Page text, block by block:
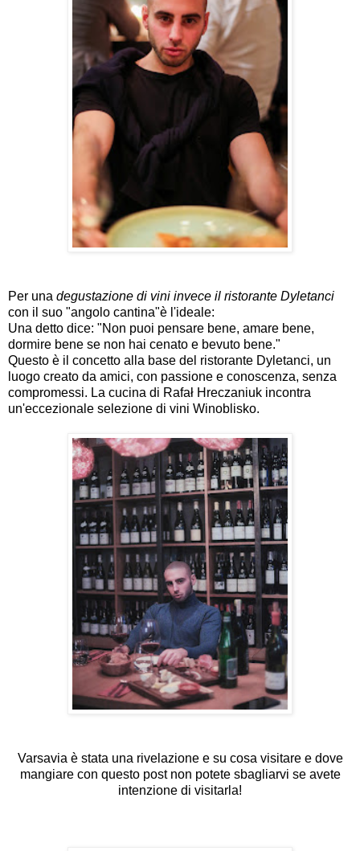
Per una degustazione di vini invece il ristorante Dyletanci
con il suo "angolo cantina"è l'ideale:
Una detto dice: "Non puoi pensare bene, amare bene,
dormire bene se non hai cenato e bevuto bene."
Questo è il concetto alla base del ristorante Dyletanci, un
luogo creato da amici, con passione e conoscenza, senza
compromessi. La cucina di Rafał Hreczaniuk incontra
un'eccezionale selezione di vini Winoblisko.
Varsavia è stata una rivelazione e su cosa visitare e dove
mangiare con questo post non potete sbagliarvi se avete
intenzione di visitarla!